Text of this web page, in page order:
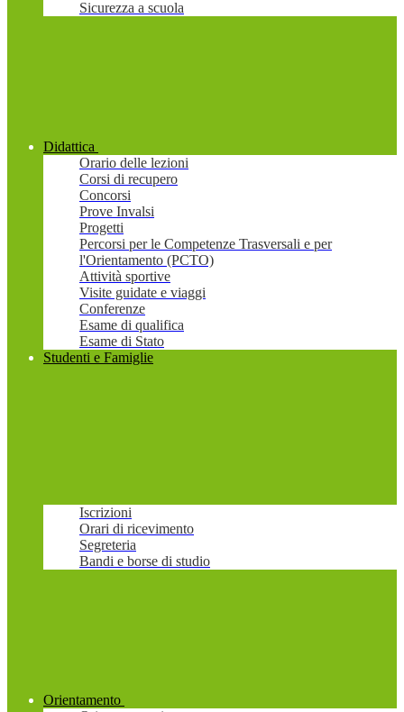
Sicurezza a scuola
Didattica
Orario delle lezioni
Corsi di recupero
Concorsi
Prove Invalsi
Progetti
Percorsi per le Competenze Trasversali e per
l'Orientamento (PCTO)
Attività sportive
Visite guidate e viaggi
Conferenze
Esame di qualifica
Esame di Stato
Studenti e Famiglie
Iscrizioni
Orari di ricevimento
Segreteria
Bandi e borse di studio
Orientamento